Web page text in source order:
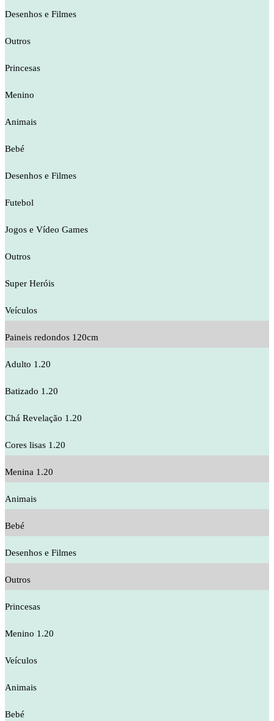
Desenhos e Filmes
Outros
Princesas
Menino
Animais
Bebé
Desenhos e Filmes
Futebol
Jogos e Vídeo Games
Outros
Super Heróis
Veículos
Paineis redondos 120cm
Adulto 1.20
Batizado 1.20
Chá Revelação 1.20
Cores lisas 1.20
Menina 1.20
Animais
Bebé
Desenhos e Filmes
Outros
Princesas
Menino 1.20
Veículos
Animais
Bebé